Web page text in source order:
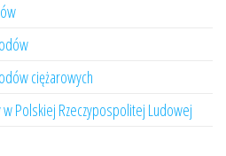
ciężarowych
Polskiej Rzeczypospolitej Ludowej